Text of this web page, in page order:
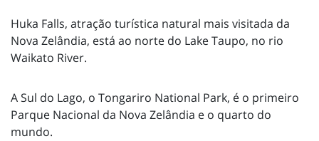
Huka Falls, atração turística natural mais visitada da
Nova Zelândia, está ao norte do Lake Taupo, no rio
Waikato River.
A Sul do Lago, o Tongariro National Park, é o primeiro
Parque Nacional da Nova Zelândia e o quarto do
mundo.